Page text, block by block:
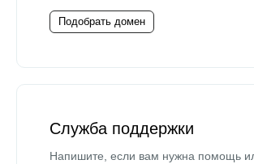
Подобрать домен
Служба поддержки
Напишите, если вам нужна помощь